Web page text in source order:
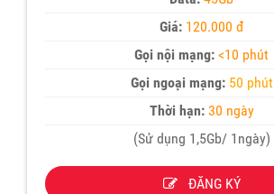
Giá: 120.000 đ
Gọi nội mạng: <10 phút
Gọi ngoại mạng: 50 phút
Thời hạn:30 ngày
(Sử dụng 1,5Gb/ 1ngày)
ĐĂNG KÝ